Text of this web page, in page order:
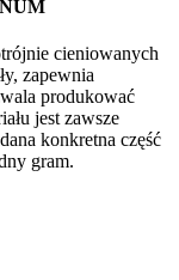
cieniowanych
zapewnia
produkować
jest zawsze
konkretna część
gram.